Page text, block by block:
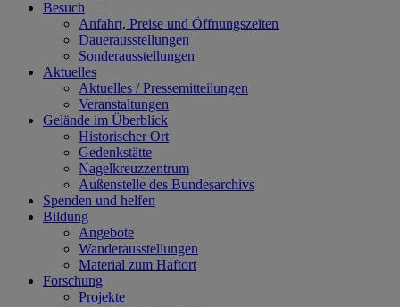
Besuch
Anfahrt, Preise und Öffnungszeiten
Dauerausstellungen
Sonderausstellungen
Aktuelles
Aktuelles / Pressemitteilungen
Veranstaltungen
Gelände im Überblick
Historischer Ort
Gedenkstätte
Nagelkreuzzentrum
Außenstelle des Bundesarchivs
Spenden und helfen
Bildung
Angebote
Wanderausstellungen
Material zum Haftort
Forschung
Projekte